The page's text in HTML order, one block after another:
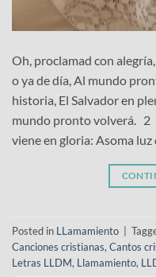
Oh, proclamad con
o ya de día, Al mundo
historia, El Salvador en
mundo pronto volverá. 2
viene en gloria: Asoma
Posted in LLamamiento
Canciones cristianas, Cantos
Letras LLDM, Llamamiento,